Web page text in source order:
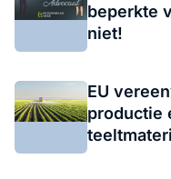
beperkte
niet!
EU
productie